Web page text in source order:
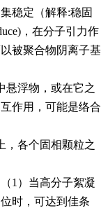
稳定（解释:稳固
，在分子引力作
被聚合物阴离子基
浮物，或在它之
作用，可能是络合
各个固相颗粒之
1）当高分子絮凝
时，可达到佳条